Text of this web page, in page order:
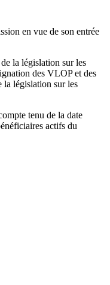
en vue de son entrée
la législation sur les
des VLOP et des
la législation sur les
tenu de la date
actifs du